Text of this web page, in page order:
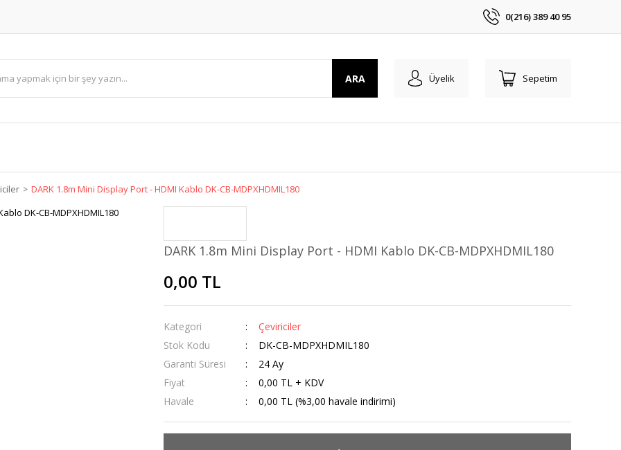
0(216) 389 40 95
ARA Üyelik Sepetim
DARK 1.8m Mini Display Port - HDMI Kablo DK-CB-MDPXHDMIL180
DARK 1.8m Mini Display Port - HDMI Kablo DK-CB-MDPXHDMIL180
0,00 TL
Kategori
Çeviriciler
Stok Kodu
DK-CB-MDPXHDMIL180
Garanti Süresi
24 Ay
Fiyat
0,00 TL + KDV
Havale
0,00 TL (%3,00 havale indirimi)